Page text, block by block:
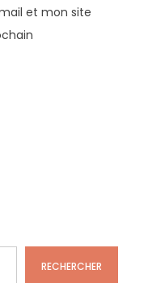
et mon site
RECHERCHER